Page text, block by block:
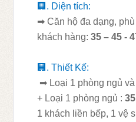
🏢 . Diện tích:
➡Căn hộ đa dạng,
khách hàng:35 – 45 -
🏢 . Thiết Kế:
➡ Loại 1 phòng ngủ
+ Loại 1 phòng ngủ :
1 khách liền bếp, 1 vệ